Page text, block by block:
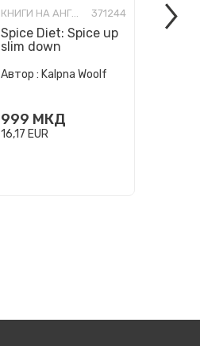
КНИГИ НА АНГЛИСКИ ЈАЗИК 371244
Spice Diet: Spice up
slim down
Автор : Kalpna Woolf
999 МКД
16,17 EUR
How